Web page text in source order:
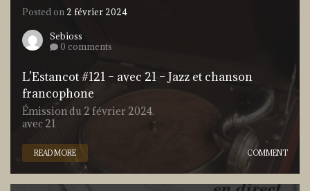
Posted on 2 février 2024
Sebioss
0 comments
L’Estancot #121 – avec 21 – Jazz et chanson
francophone
Émission du 2 février 2024.
avec 21
READ MORE COMMENT